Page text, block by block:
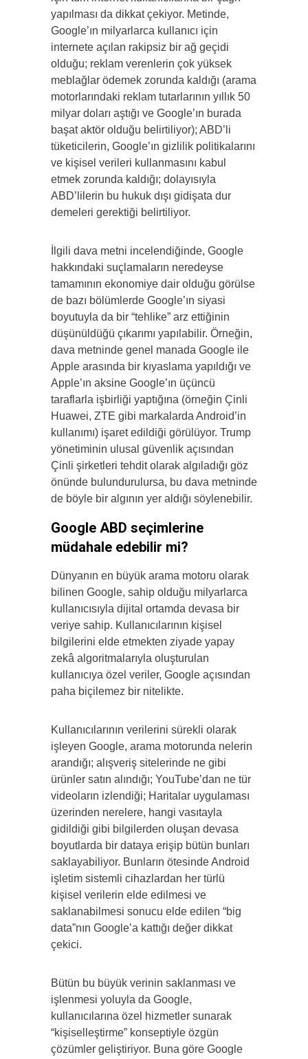
yapılması da dikkat çekiyor. Metinde,
Google’ın milyarlarca kullanıcı için
internete açılan rakipsiz bir ağ geçidi
olduğu; reklam verenlerin çok yüksek
meblağlar ödemek zorunda kaldığı (arama
motorlarındaki reklam tutarlarının yıllık 50
milyar doları aştığı ve Google’ın burada
başat aktör olduğu belirtiliyor); ABD’li
tüketicilerin, Google’ın gizlilik politikalarını
ve kişisel verileri kullanmasını kabul
etmek zorunda kaldığı; dolayısıyla
ABD’lilerin bu hukuk dışı gidişata dur
demeleri gerektiği belirtiliyor.
İlgili dava metni incelendiğinde, Google
hakkındaki suçlamaların neredeyse
tamamının ekonomiye dair olduğu görülse
de bazı bölümlerde Google’ın siyasi
boyutuyla da bir “tehlike” arz ettiğinin
düşünüldüğü çıkarımı yapılabilir. Örneğin,
dava metninde genel manada Google ile
Apple arasında bir kıyaslama yapıldığı ve
Apple’ın aksine Google’ın üçüncü
taraflarla işbirliği yaptığına (örneğin Çinli
Huawei, ZTE gibi markalarda Android’in
kullanımı) işaret edildiği görülüyor. Trump
yönetiminin ulusal güvenlik açısından
Çinli şirketleri tehdit olarak algıladığı göz
önünde bulundurulursa, bu dava metninde
de böyle bir algının yer aldığı söylenebilir.
Google ABD seçimlerine
müdahale edebilir mi?
Dünyanın en büyük arama motoru olarak
bilinen Google, sahip olduğu milyarlarca
kullanıcısıyla dijital ortamda devasa bir
veriye sahip. Kullanıcılarının kişisel
bilgilerini elde etmekten ziyade yapay
zekâ algoritmalarıyla oluşturulan
kullanıcıya özel veriler, Google açısından
paha biçilemez bir nitelikte.
Kullanıcılarının verilerini sürekli olarak
işleyen Google, arama motorunda nelerin
arandığı; alışveriş sitelerinde ne gibi
ürünler satın alındığı; YouTube’dan ne tür
videoların izlendiği; Haritalar uygulaması
üzerinden nerelere, hangi vasıtayla
gidildiği gibi bilgilerden oluşan devasa
boyutlarda bir dataya erişip bütün bunları
saklayabiliyor. Bunların ötesinde Android
işletim sistemli cihazlardan her türlü
kişisel verilerin elde edilmesi ve
saklanabilmesi sonucu elde edilen “big
data”nın Google’a kattığı değer dikkat
çekici.
Bütün bu büyük verinin saklanması ve
işlenmesi yoluyla da Google,
kullanıcılarına özel hizmetler sunarak
“kişiselleştirme” konseptiyle özgün
çözümler geliştiriyor. Buna göre Google